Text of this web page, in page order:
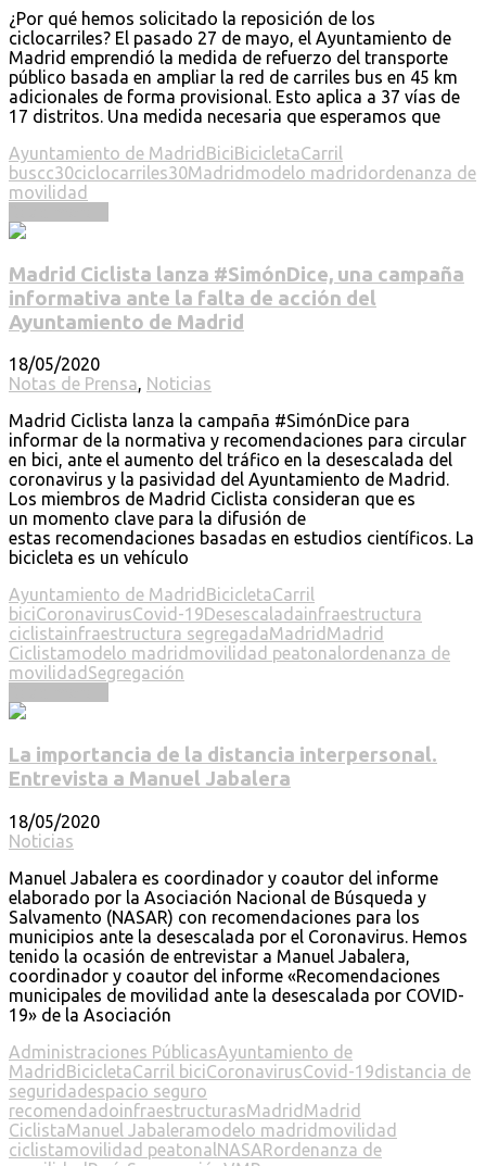
¿Por qué hemos solicitado la reposición de los
ciclocarriles? El pasado 27 de mayo, el Ayuntamiento de
Madrid emprendió la medida de refuerzo del transporte
público basada en ampliar la red de carriles bus en 45 km
adicionales de forma provisional. Esto aplica a 37 vías de
17 distritos. Una medida necesaria que esperamos que
Ayuntamiento de Madrid BiciBicicletaCarril
buscc30ciclocarriles30Madrid modelo madrid ordenanza de
movilidad
Madrid Ciclista lanza #SimónDice, una campaña
informativa ante la falta de acción del
Ayuntamiento de Madrid
18/05/2020
Notas de Prensa, Noticias
Madrid Ciclista lanza la campaña #SimónDice para
informar de la normativa y recomendaciones para circular
en bici, ante el aumento del tráfico en la desescalada del
coronavirus y la pasividad del Ayuntamiento de Madrid.
Los miembros de Madrid Ciclista consideran que es
un momento clave para la difusión de
estas recomendaciones basadas en estudios científicos. La
bicicleta es un vehículo
Ayuntamiento de Madrid BicicletaCarril
biciCoronavirusCovid-19Desescaladainfraestructura
ciclistainfraestructura segregadaMadrid Madrid
Ciclistamodelo madrid movilidad peatonal ordenanza de
movilidad Segregación
La importancia de la distancia interpersonal.
Entrevista a Manuel Jabalera
18/05/2020
Noticias
Manuel Jabalera es coordinador y coautor del informe
elaborado por la Asociación Nacional de Búsqueda y
Salvamento (NASAR) con recomendaciones para los
municipios ante la desescalada por el Coronavirus. Hemos
tenido la ocasión de entrevistar a Manuel Jabalera,
coordinador y coautor del informe «Recomendaciones
municipales de movilidad ante la desescalada por COVID-
19» de la Asociación
Administraciones PúblicasAyuntamiento de
Madrid BicicletaCarril biciCoronavirusCovid-19distancia de
seguridadespacio seguro
recomendadoinfraestructurasMadrid Madrid
CiclistaManuel Jabaleramodelo madrid movilidad
ciclistamovilidad peatonal NASARordenanza de